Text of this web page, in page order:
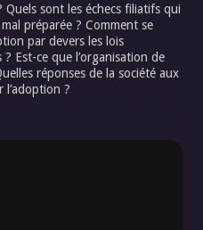
Quels sont les échecs filiatifs qui
préparée ? Comment se
par devers les lois
Est-ce que l’organisation de
réponses de la société aux
l’adoption ?